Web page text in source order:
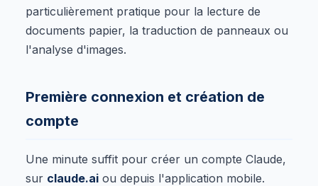
particulièrement pratique pour la lecture de
documents papier, la traduction de panneaux ou
l'analyse d'images.
Première connexion et création de
compte
Une minute suffit pour créer un compte Claude,
sur claude.ai ou depuis l'application mobile.